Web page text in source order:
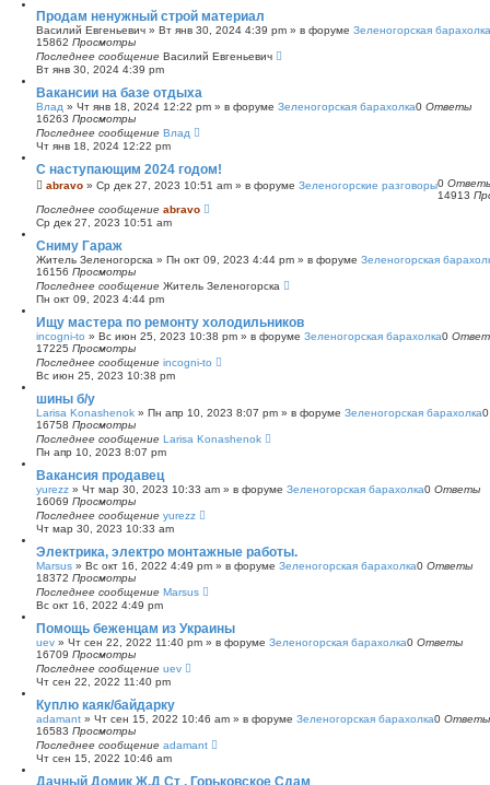
Продам ненужный строй материал
Василий Евгеньевич » Вт янв 30, 2024 4:39 pm » в форуме Зеленогорская барахолка
15862 Просмотры
Последнее сообщение Василий Евгеньевич
Вт янв 30, 2024 4:39 pm
Вакансии на базе отдыха
Влад » Чт янв 18, 2024 12:22 pm » в форуме Зеленогорская барахолка0 Ответы
16263 Просмотры
Последнее сообщение Влад
Чт янв 18, 2024 12:22 pm
С наступающим 2024 годом!
abravo » Ср дек 27, 2023 10:51 am » в форуме Зеленогорские разговоры0
14913
Последнее сообщение abravo
Ср дек 27, 2023 10:51 am
Сниму Гараж
Житель Зеленогорска » Пн окт 09, 2023 4:44 pm » в форуме Зеленогорская
16156 Просмотры
Последнее сообщение Житель Зеленогорска
Пн окт 09, 2023 4:44 pm
Ищу мастера по ремонту холодильников
incogni-to » Вс июн 25, 2023 10:38 pm » в форуме Зеленогорская барахолка0
17225 Просмотры
Последнее сообщение incogni-to
Вс июн 25, 2023 10:38 pm
шины б/у
Larisa Konashenok » Пн апр 10, 2023 8:07 pm » в форуме Зеленогорская барахолка
16758 Просмотры
Последнее сообщение Larisa Konashenok
Пн апр 10, 2023 8:07 pm
Вакансия продавец
yurezz » Чт мар 30, 2023 10:33 am » в форуме Зеленогорская барахолка0 Ответы
16069 Просмотры
Последнее сообщение yurezz
Чт мар 30, 2023 10:33 am
Электрика, электро монтажные работы.
Marsus » Вс окт 16, 2022 4:49 pm » в форуме Зеленогорская барахолка0 Ответы
18372 Просмотры
Последнее сообщение Marsus
Вс окт 16, 2022 4:49 pm
Помощь беженцам из Украины
uev » Чт сен 22, 2022 11:40 pm » в форуме Зеленогорская барахолка0 Ответы
16709 Просмотры
Последнее сообщение uev
Чт сен 22, 2022 11:40 pm
Куплю каяк/байдарку
adamant » Чт сен 15, 2022 10:46 am » в форуме Зеленогорская барахолка0 Ответы
16583 Просмотры
Последнее сообщение adamant
Чт сен 15, 2022 10:46 am
Дачный Домик Ж.Д Ст . Горьковское Сдам